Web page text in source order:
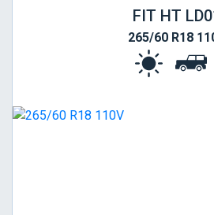
FIT HT
265/60 R18